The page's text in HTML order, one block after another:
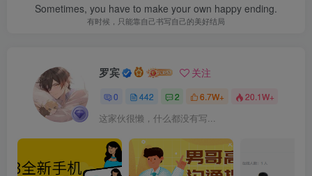
Sometimes, you have to make your own happy ending.
有时候，只能靠自己书写自己的美好结局
罗宾 关注
0 442 2 6.7W+ 20.1W+
这家伙很懒，什么都没有写...